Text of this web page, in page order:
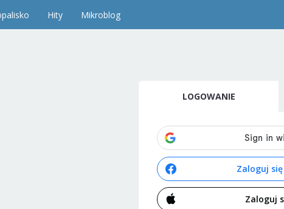
Hity Mikroblog
LOGOWANIE
Zaloguj
Zaloguj